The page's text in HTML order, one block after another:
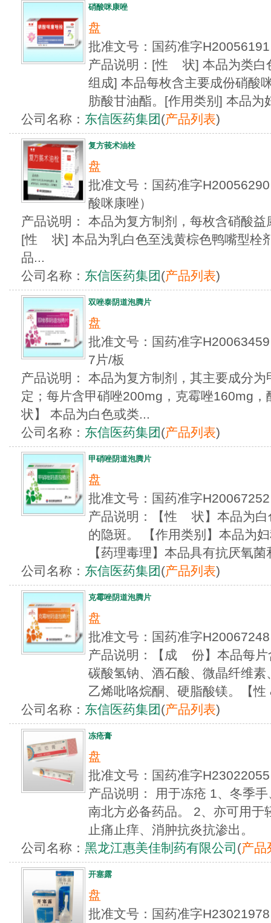
硝酸咪康唑
盘
批准文号：国药准字
产品说明：[性 状] 本品为类白
组成] 本品每枚含主要成份硝酸
肪酸甘油酯。[作用类别] 本品为
公司名称： 东信医药集团(产品列表)
复方莪术油栓
盘
批准文号：国药准字
酸咪康唑）
产品说明： 本品为复方制剂，每枚含硝酸
[性 状] 本品为乳白色至浅黄棕色鸭嘴型栓
品...
公司名称： 东信医药集团(产品列表)
双唑泰阴道泡腾片
盘
批准文号：国药准字
7片/板
产品说明： 本品为复方制剂，其主要成分
定；每片含甲硝唑200mg，克霉唑160mg
状】 本品为白色或类...
公司名称： 东信医药集团(产品列表)
甲硝唑阴道泡腾片
盘
批准文号：国药准字
产品说明：【性 状】本品为白
的隐斑。 【作用类别】本品为
【药理毒理】本品具有抗厌氧
公司名称： 东信医药集团(产品列表)
克霉唑阴道泡腾片
盘
批准文号：国药准字
产品说明：【成 份】本品每片
碳酸氢钠、酒石酸、微晶纤维
乙烯吡咯烷酮、硬脂酸镁。【性
公司名称： 东信医药集团(产品列表)
冻疮膏
盘
批准文号：国药准字
产品说明： 用于冻疮 1、冬季
南北方必备药品。 2、亦可用于
止痛止痒、消肿抗炎抗渗出。
公司名称： 黑龙江惠美佳制药有限公司 (产品
开塞露
盘
批准文号：国药准字